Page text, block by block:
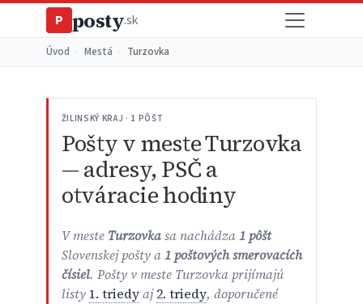
P posty.sk
Úvod Mestá Turzovka
ŽILINSKÝ KRAJ · 1 PÔŠT
Pošty v meste Turzovka
— adresy, PSČ a
otváracie hodiny
V meste Turzovkasa nachádza1 pôšt
Slovenskej pošty a1 poštových smerovacích
čísiel. Pošty v meste Turzovka prijímajú
listy 1. triedyaj2. triedy, doporučené